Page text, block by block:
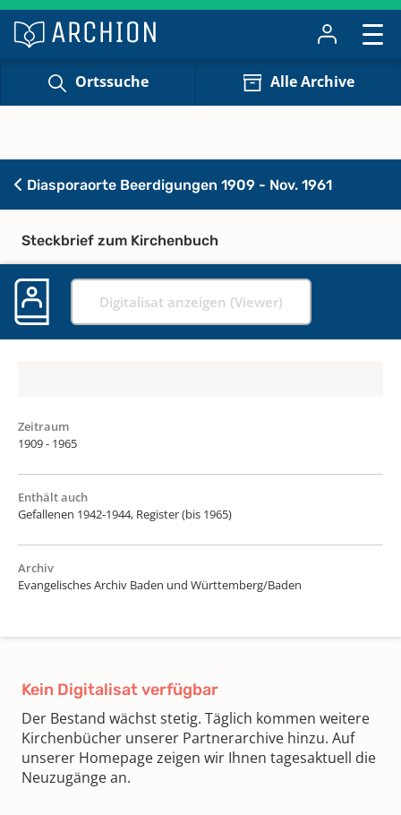
Ortssuche Alle Archive
Diasporaorte Beerdigungen 1909 - Nov. 1961
Steckbrief zum Kirchenbuch
Digitalisat anzeigen (Viewer)
Zeitraum
1909 - 1965
Enthält auch
Gefallenen 1942-1944, Register (bis 1965)
Archiv
Evangelisches Archiv Baden und Württemberg/Baden
Kein Digitalisat verfügbar
Der Bestand wächst stetig. Täglich kommen weitere
Kirchenbücher unserer Partnerarchive hinzu. Auf
unserer Homepage zeigen wir Ihnen tagesaktuell die
Neuzugänge an.